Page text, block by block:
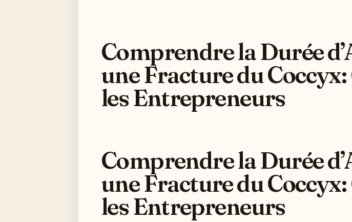
Comprendre la Durée
une Fracture du
les Entrepreneurs
Comprendre la Durée
une Fracture du
les Entrepreneurs